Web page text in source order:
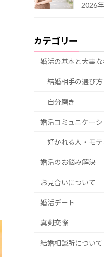
2026
カテゴリー
婚活の基本と大事
結婚相手の選び方
自分磨き
婚活コミュニケーシ
好かれる人・モテ
婚活のお悩み解決
お見合いについて
婚活デート
真剣交際
結婚相談所について